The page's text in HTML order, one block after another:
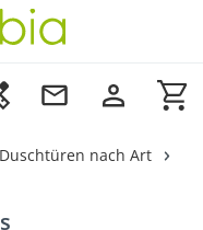
Duschtüren nach Art